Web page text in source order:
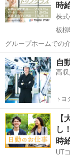
ト】 来社不要！ 時
株
板柳
グループホームでの
介助、送迎あり(軽自動車使用) ・
OKの求人です！ 次のようなご希望がある方におすすめ ・介護士とし
て働きたい ・...
青森 北津軽郡
自
高
トヨ
【
し
時
UT